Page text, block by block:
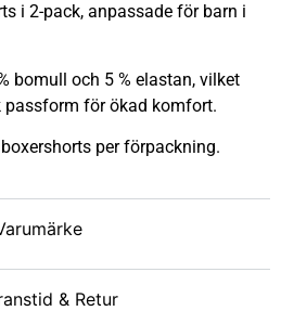
& Retur
i 2-pack, anpassade för barn i
bomull och 5 % elastan, vilket
passform för ökad komfort.
per förpackning.